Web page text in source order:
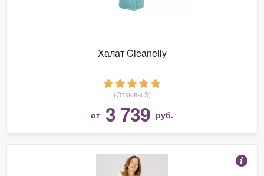
Халат Cleanelly
(Отзывы 3)
от 3 739 руб.